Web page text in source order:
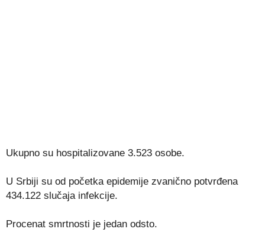
Ukupno su hospitalizovane 3.523 osobe.
U Srbiji su od početka epidemije zvanično potvrđena
434.122 slučaja infekcije.
Procenat smrtnosti je jedan odsto.